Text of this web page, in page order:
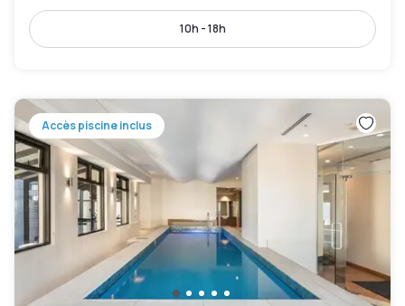
10h - 18h
Accès piscine inclus